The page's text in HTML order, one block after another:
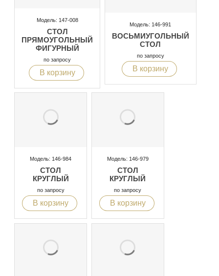
Модель: 147-008
СТОЛ
ПРЯМОУГОЛЬНЫЙ
ФИГУРНЫЙ
по запросу
В корзину
Модель: 146-991
ВОСЬМИУГОЛЬНЫЙ
СТОЛ
по запросу
В корзину
Модель: 146-984
СТОЛ
КРУГЛЫЙ
по запросу
В корзину
Модель: 146-979
СТОЛ
КРУГЛЫЙ
по запросу
В корзину